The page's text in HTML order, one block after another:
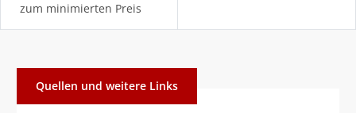
zum minimierten Preis
Quellen und weitere Links